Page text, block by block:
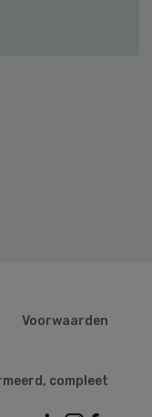
Voorwaarden
compleet